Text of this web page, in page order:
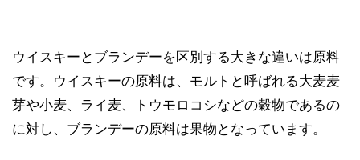
ウイスキーとブランデーを区別する大きな違いは原料
です。ウイスキーの原料は、モルトと呼ばれる大麦麦
芽や小麦、ライ麦、トウモロコシなどの穀物であるの
に対し、ブランデーの原料は果物となっています。